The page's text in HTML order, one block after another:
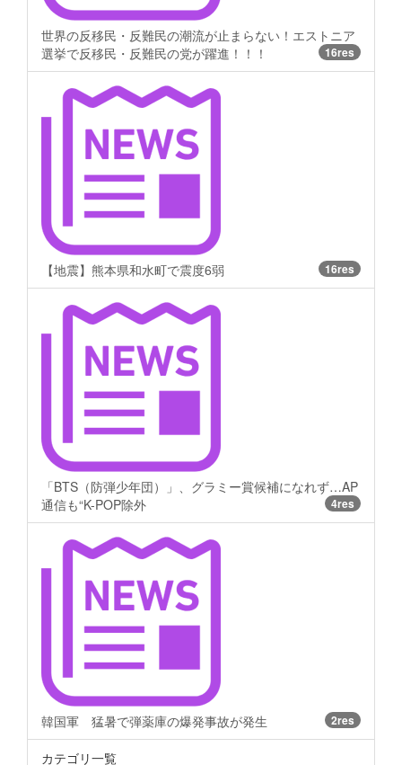
世界の反移民・反難民の潮流が止まらない！エストニア
選挙で反移民・反難民の党が躍進！！！
16res
【地震】熊本県和水町で震度6弱 16res
「BTS（防弾少年団）」、グラミー賞候補になれず…AP
通信も“K-POP除外
4res
韓国軍 猛暑で弾薬庫の爆発事故が発生 2res
カテゴリ一覧